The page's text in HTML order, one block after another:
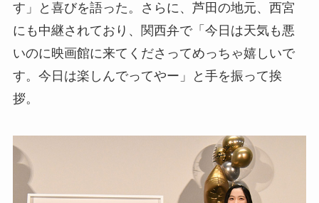
す」と喜びを語った。さらに、芦田の地元、西宮
にも中継されており、関西弁で「今日は天気も悪
いのに映画館に来てくださってめっちゃ嬉しいで
す。今日は楽しんでってやー」と手を振って挨
拶。